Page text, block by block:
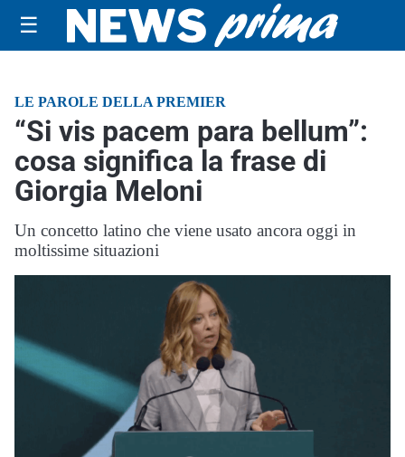
☰
LE PAROLE DELLA PREMIER
“Si vis pacem para bellum”:
cosa significa la frase di
Giorgia Meloni
Un concetto latino che viene usato ancora oggi in
moltissime situazioni